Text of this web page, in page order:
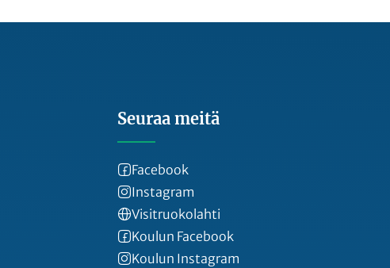
Seuraa meitä
Facebook
Instagram
Visitruokolahti
Koulun Facebook
Koulun Instagram